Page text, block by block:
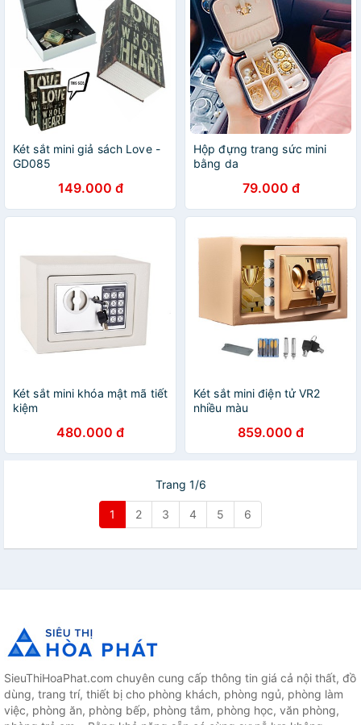
Két sắt mini giả sách Love -
GD085
149.000 đ
Hộp đựng trang sức mini
bằng da
79.000 đ
Két sắt mini khóa mật mã tiết
kiệm
480.000 đ
Két sắt mini điện tử VR2
nhiều màu
859.000 đ
Trang 1/6
1 2 3 4 5 6
SieuThiHoaPhat.com chuyên cung cấp thông tin giá cả nội thất, đồ
dùng, trang trí, thiết bị cho phòng khách, phòng ngủ, phòng làm
việc, phòng ăn, phòng bếp, phòng tắm, phòng học, văn phòng,